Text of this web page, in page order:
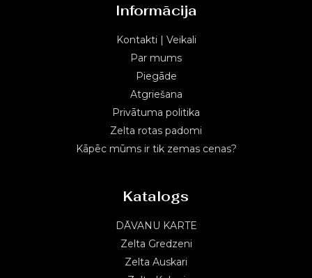
Informācija
Kontakti | Veikali
Par mums
Piegāde
Atgriešana
Privātuma politika
Zelta rotas padomi
Kāpēc mūms ir tik zemas cenas?
Katalogs
DĀVANU KARTE
Zelta Gredzeni
Zelta Auskari